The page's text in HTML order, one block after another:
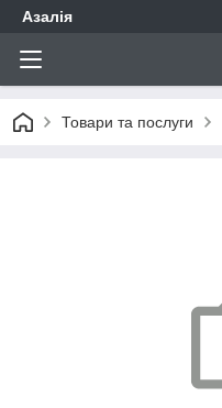
Азалія
Товари та послуги